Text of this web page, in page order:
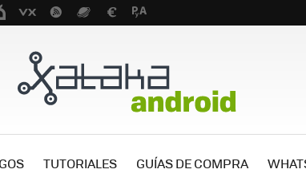
TUTORIALES GUÍAS DE COMPRA